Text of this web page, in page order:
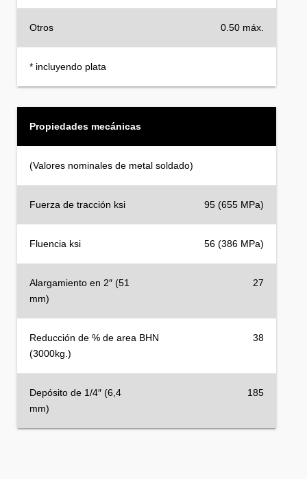
Otros 0.50 máx.
* incluyendo plata
Propiedades mecánicas
(Valores nominales de metal soldado)
Fuerza de tracción ksi 95 (655 MPa)
Fluencia ksi 56 (386 MPa)
Alargamiento en 2″ (51
mm)
27
Reducción de % de area BHN
(3000kg.)
38
Depósito de 1/4″ (6,4
mm)
185